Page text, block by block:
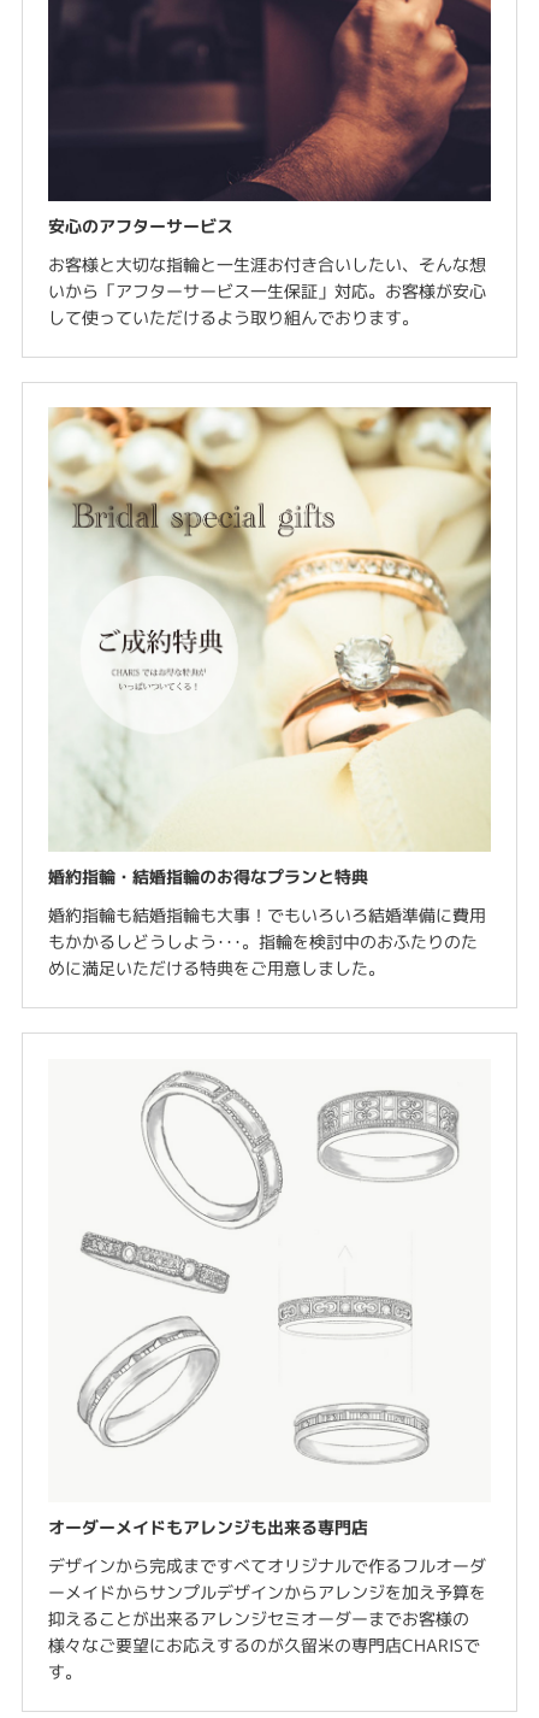
安心のアフターサービス
お客様と大切な指輪と一生涯お付き合いしたい、そんな想
いから「アフターサービス一生保証」対応。お客様が安心
して使っていただけるよう取り組んでおります。
婚約指輪・結婚指輪のお得なプランと特典
婚約指輪も結婚指輪も大事！でもいろいろ結婚準備に費用
もかかるしどうしよう･･･。指輪を検討中のおふたりのた
めに満足いただける特典をご用意しました。
オーダーメイドもアレンジも出来る専門店
デザインから完成まですべてオリジナルで作るフルオーダ
ーメイドからサンプルデザインからアレンジを加え予算を
抑えることが出来るアレンジセミオーダーまでお客様の
様々なご要望にお応えするのが久留米の専門店CHARISで
す。